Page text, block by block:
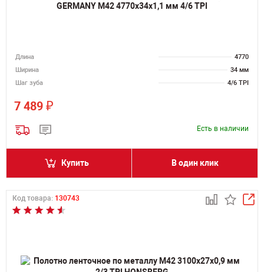
GERMANY M42 4770х34х1,1 мм 4/6 TPI
Длина
4770
Ширина
34 мм
Шаг зуба
4/6 TPI
7 489 ₽
Есть в наличии
Купить В один клик
Код товара: 130743